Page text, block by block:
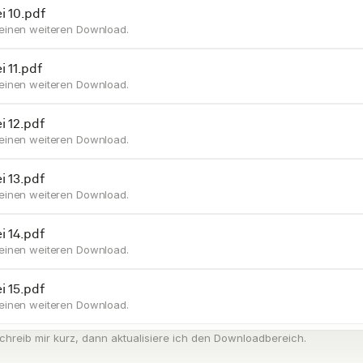
10.pdf
weiteren Download.
11.pdf
weiteren Download.
12.pdf
weiteren Download.
13.pdf
weiteren Download.
14.pdf
weiteren Download.
15.pdf
weiteren Download.
mir kurz, dann aktualisiere ich den Downloadbereich.